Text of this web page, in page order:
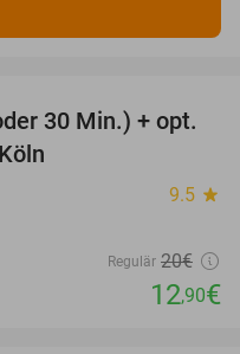
36%
30 Min.) + opt.
9.5 star
Regulär 20€
12,90€